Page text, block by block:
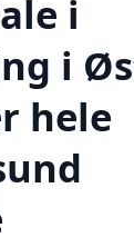
i
i
hele